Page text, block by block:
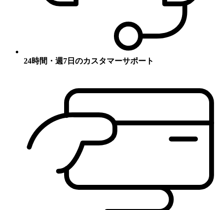
24時間・週7日のカスタマーサポート